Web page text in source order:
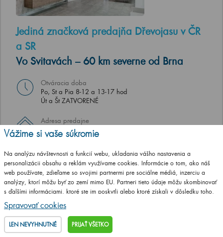
Jediná značková predajňa Dřevojasu v ČR
a SR
Vo Svitavách – 60 km severne od Brna
Otváracia doba
Po, St a Pia 8-12 a 13-17 hod
Út a Št ZATVORENÉ
Adresa predajne
T. G. Masaryka 46/22, 568 02 Svitavy
UKÁŽ NA MAPE
Vážime si vaše súkromie
Na analýzu návštevnosti a funkcií webu, ukladania vášho nastavenia a
personalizácii obsahu a reklám využívame cookies. Informácie o tom, ako náš
web používate, zdieľame so svojimi partnermi pre sociálne médiá, inzerciu a
analýzy, ktorí môžu byť zo zemí mimo EU. Partneri tieto údaje môžu skombinovať
s ďalšími informáciami, ktoré ste im poskytli alebo ktoré získali v dôsledku toho,
že používate ich služby.
Spravovať cookies
LEN NEVYHNUTNÉ PRIJAŤ VŠETKO